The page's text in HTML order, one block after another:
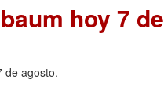
hoy 7 de
de agosto.